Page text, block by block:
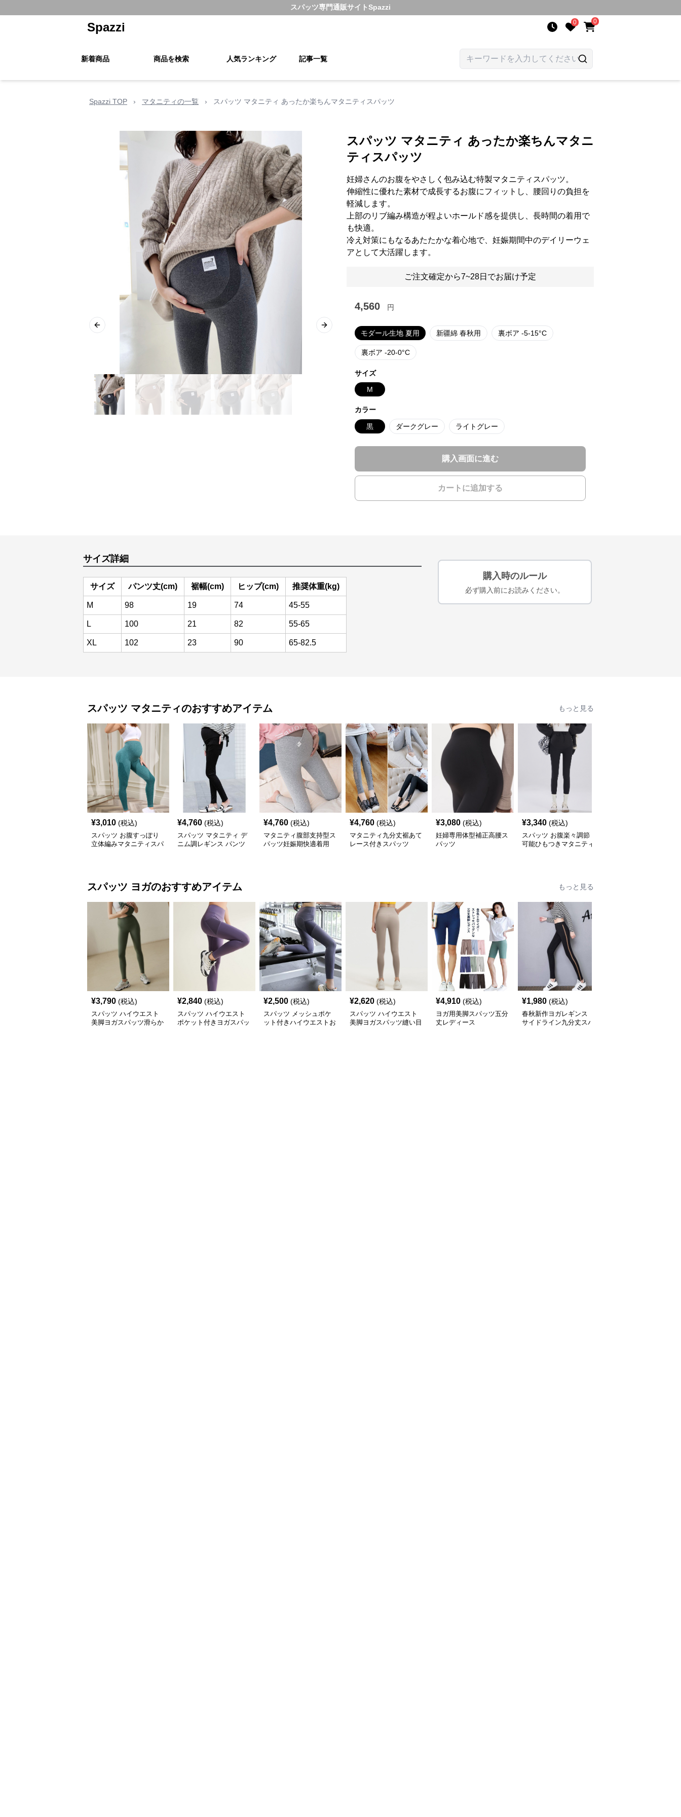
スパッツ専門通販サイトSpazzi
Spazzi 0 0
新着商品 商品を検索 人気ランキング 記事一覧
Spazzi TOP › マタニティの一覧 › スパッツ マタニティ あったか楽ちんマタニティスパッツ
Previous slide Next slide
スパッツ マタニティ あったか楽ちんマタニ
ティスパッツ
妊婦さんのお腹をやさしく包み込む特製マタニティスパッツ。
伸縮性に優れた素材で成長するお腹にフィットし、腰回りの負担を
軽減します。
上部のリブ編み構造が程よいホールド感を提供し、長時間の着用で
も快適。
冷え対策にもなるあたたかな着心地で、妊娠期間中のデイリーウェ
アとして大活躍します。
ご注文確定から7~28日でお届け予定
4,560 円
モダール生地 夏用 新疆綿 春秋用 裏ボア -5-15°C
裏ボア -20-0°C
サイズ
M
カラー
黒 ダークグレー ライトグレー
購入画面に進む
カートに追加する
サイズ詳細
サイズ パンツ丈(cm) 裾幅(cm) ヒップ(cm) 推奨体重(kg)
M 98 19 74 45-55
L 100 21 82 55-65
XL 102 23 90 65-82.5
購入時のルール
必ず購入前にお読みください。
スパッツ マタニティのおすすめアイテム もっと見る
¥3,010 (税込)
スパッツ お腹すっぽり
立体編みマタニティスパ
¥4,760 (税込)
スパッツ マタニティ デ
ニム調レギンス パンツ
¥4,760 (税込)
マタニティ腹部支持型ス
パッツ妊娠期快適着用
¥4,760 (税込)
マタニティ九分丈裾あて
レース付きスパッツ
¥3,080 (税込)
妊婦専用体型補正高腰ス
パッツ
¥3,340 (税込)
スパッツ お腹楽々調節
可能ひもつきマタニティ
スパッツ ヨガのおすすめアイテム もっと見る
¥3,790 (税込)
スパッツ ハイウエスト
美脚ヨガスパッツ滑らか
¥2,840 (税込)
スパッツ ハイウエスト
ポケット付きヨガスパッ
¥2,500 (税込)
スパッツ メッシュポケ
ット付きハイウエストお
¥2,620 (税込)
スパッツ ハイウエスト
美脚ヨガスパッツ縫い目
¥4,910 (税込)
ヨガ用美脚スパッツ五分
丈レディース
¥1,980 (税込)
春秋新作ヨガレギンス
サイドライン九分丈スパ